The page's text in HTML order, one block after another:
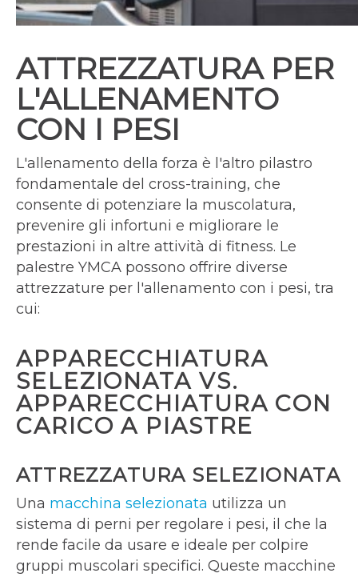
ATTREZZATURA PER
L'ALLENAMENTO
CON I PESI
L'allenamento della forza è l'altro pilastro
fondamentale del cross-training, che
consente di potenziare la muscolatura,
prevenire gli infortuni e migliorare le
prestazioni in altre attività di fitness. Le
palestre YMCA possono offrire diverse
attrezzature per l'allenamento con i pesi, tra
cui:
APPARECCHIATURA
SELEZIONATA VS.
APPARECCHIATURA CON
CARICO A PIASTRE
ATTREZZATURA SELEZIONATA
Una macchina selezionata utilizza un
sistema di perni per regolare i pesi, il che la
rende facile da usare e ideale per colpire
gruppi muscolari specifici. Queste macchine